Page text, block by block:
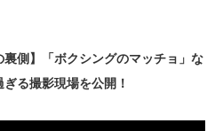
裏側】「ボクシングのマッチョ」な
る撮影現場を公開！